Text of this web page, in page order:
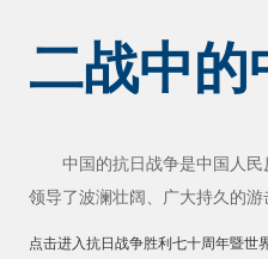
二战中的
中国的抗日战争是中国人民反
领导了波澜壮阔、广大持久的游
点击进入抗日战争胜利七十周年暨世